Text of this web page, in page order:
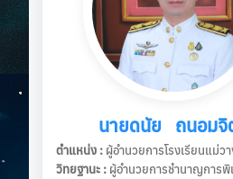
นายดนัย ถนอมจิ
ตำแหน่ง : ผู้อำนวยการโรงเรียนแม่ว
วิทยฐานะ : ผู้อำนวยการชำนาญการพิ